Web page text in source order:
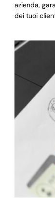
azienda,
dei tuoi